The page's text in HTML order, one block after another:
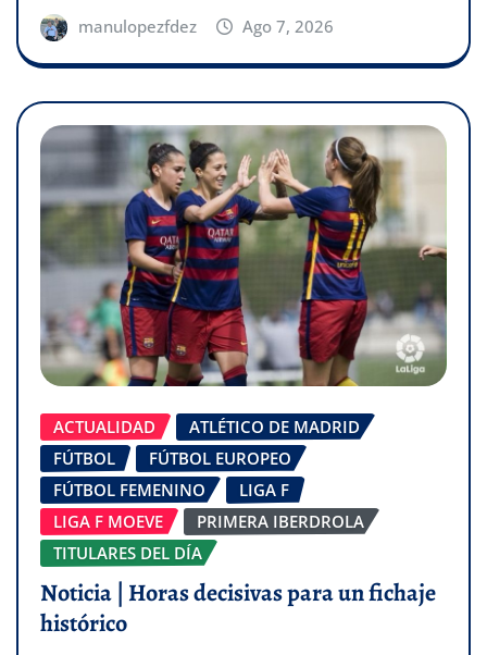
manulopezfdez Ago 7, 2026
ACTUALIDAD
ATLÉTICO DE MADRID
FÚTBOL
FÚTBOL EUROPEO
FÚTBOL FEMENINO
LIGA F
LIGA F MOEVE
PRIMERA IBERDROLA
TITULARES DEL DÍA
Noticia | Horas decisivas para un fichaje
histórico